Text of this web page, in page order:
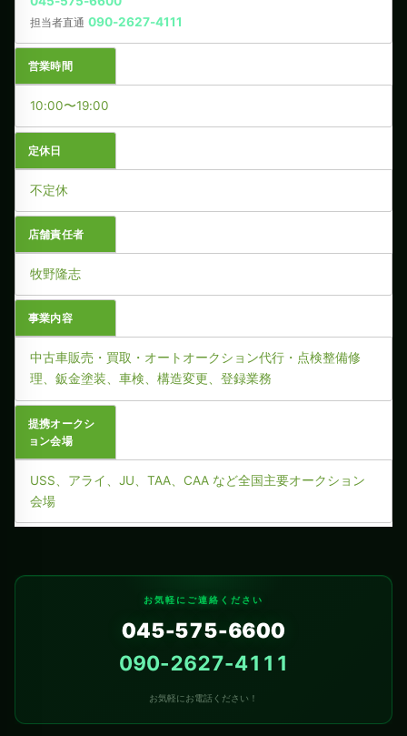
担当者直通 090-2627-4111
営業時間
10:00〜19:00
定休日
不定休
店舗責任者
牧野隆志
事業内容
中古車販売・買取・オートオークション代行・点検整備修
理、鈑金塗装、車検、構造変更、登録業務
提携オークシ
ョン会場
USS、アライ、JU、TAA、CAA など全国主要オークション
会場
お気軽にご連絡ください
045-575-6600
090-2627-4111
お気軽にお電話ください！